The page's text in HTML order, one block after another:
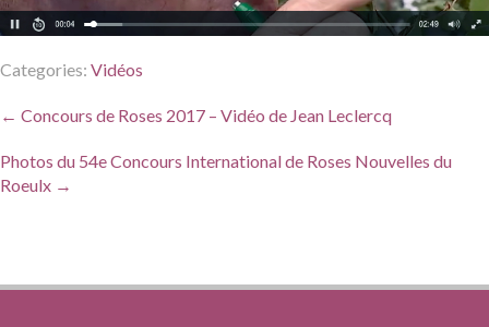
Categories: Vidéos
Post
navigation
← Concours de Roses 2017 – Vidéo de Jean Leclercq
Photos du 54e Concours International de Roses Nouvelles du
Roeulx →